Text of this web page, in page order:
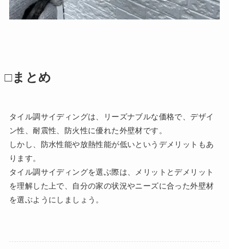
□まとめ
タイル調サイディングは、リーズナブルな価格で、デザイ
ン性、耐震性、防火性に優れた外壁材です。
しかし、防水性能や放熱性能が低いというデメリットもあ
ります。
タイル調サイディングを選ぶ際は、メリットとデメリット
を理解した上で、自分の家の状況やニーズに合った外壁材
を選ぶようにしましょう。